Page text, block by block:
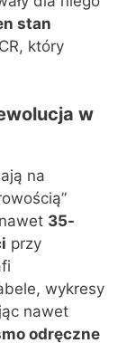
stan
który
w
na
35-
przy
wykresy
nawet
odręczne